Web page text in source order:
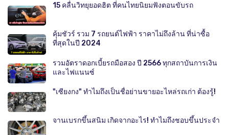
15 คลื่นวิทยุยอดฮิต ที่คนไทยนิยมฟังตอนขับรถ
คุ้มชัวร์ รวม 7 รถยนต์ไฟฟ้า ราคาไม่ถึงล้าน ที่น่าซื้อ
ที่สุดในปี 2024
รวมอัตราดอกเบี้ยรถมือสอง ปี 2566 ทุกสถาบันการเงิน
และไฟแนนซ์
"เซียงกง" ทำไมถึงเป็นชื่อย่านขายอะไหล่รถเก่า ต้องรู้!
จานเบรกขึ้นสนิม เกิดจากอะไร! ทำไมถึงชอบขึ้นประจำ